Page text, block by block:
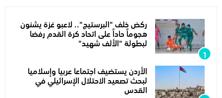
ركض خلف "البرستيج".. لاعبو غزة يشنون
هجوماً حاداً على اتحاد كرة القدم رفضا
لبطولة "الألف شهيد"
الأردن يستضيف اجتماعا عربيا وإسلاميا
لبحث تصعيد الاحتلال الإسرائيلي في
القدس